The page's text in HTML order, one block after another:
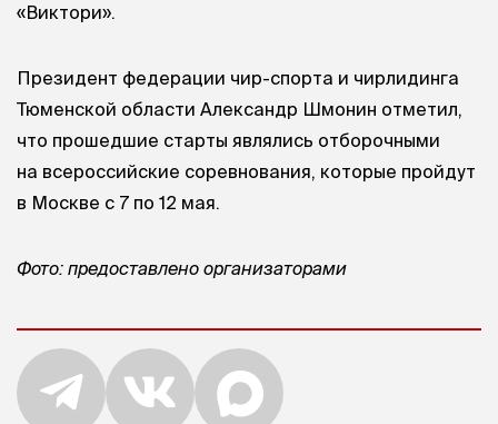
«Виктори».
Президент федерации чир-спорта и чирлидинга
Тюменской области Александр Шмонин отметил,
что прошедшие старты являлись отборочными
на всероссийские соревнования, которые пройдут
в Москве с 7 по 12 мая.
Фото: предоставлено организаторами